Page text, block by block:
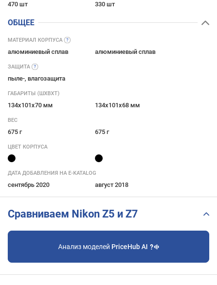
470 шт 330 шт
ОБЩЕЕ
МАТЕРИАЛ КОРПУСА
алюминиевый сплав алюминиевый сплав
ЗАЩИТА
пыле-, влагозащита
ГАБАРИТЫ (ШХВХТ)
134x101x70 мм 134x101x68 мм
ВЕС
675 г 675 г
ЦВЕТ КОРПУСА
ДАТА ДОБАВЛЕНИЯ НА E-KATALOG
сентябрь 2020 август 2018
Сравниваем Nikon Z5 и Z7
Анализ моделей PriceHub AI